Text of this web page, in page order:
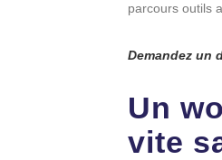
parcours outils
Demandez un
Un
vite